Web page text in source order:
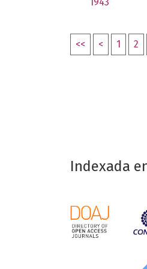
<< < 1 2
Indexada